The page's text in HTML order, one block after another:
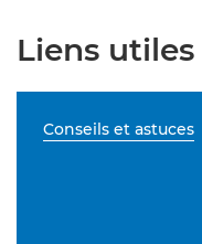
Liens utiles
Conseils et astuces